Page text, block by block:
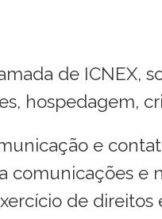
de
hospedagem,
e
e
de